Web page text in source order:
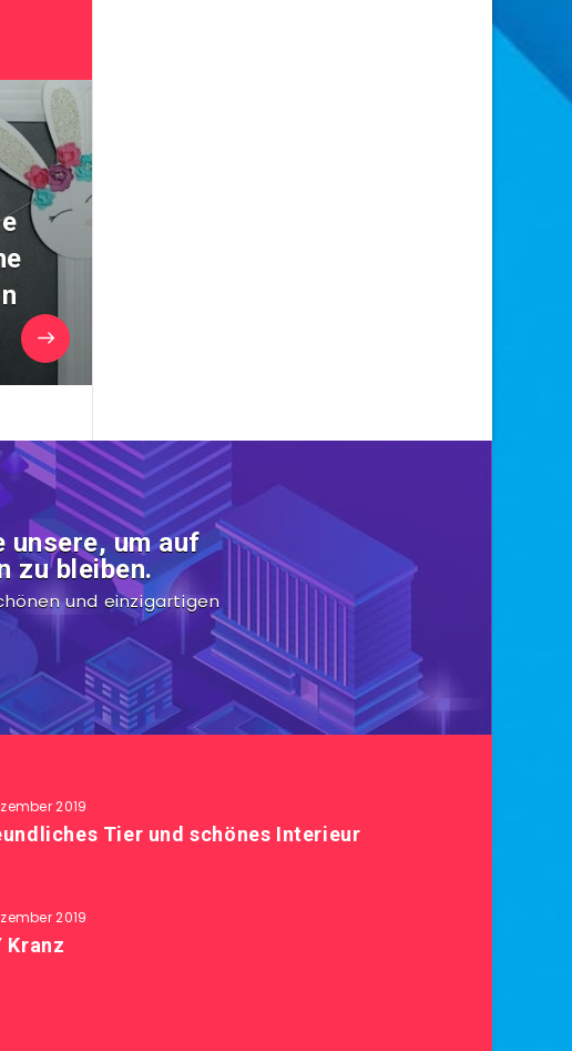
unsere, um auf
zu bleiben.
und einzigartigen
2019
Tier und schönes Interieur
2019
Kranz